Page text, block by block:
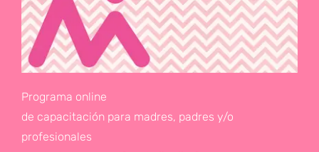
Programa online
de capacitación para madres, padres y/o
profesionales